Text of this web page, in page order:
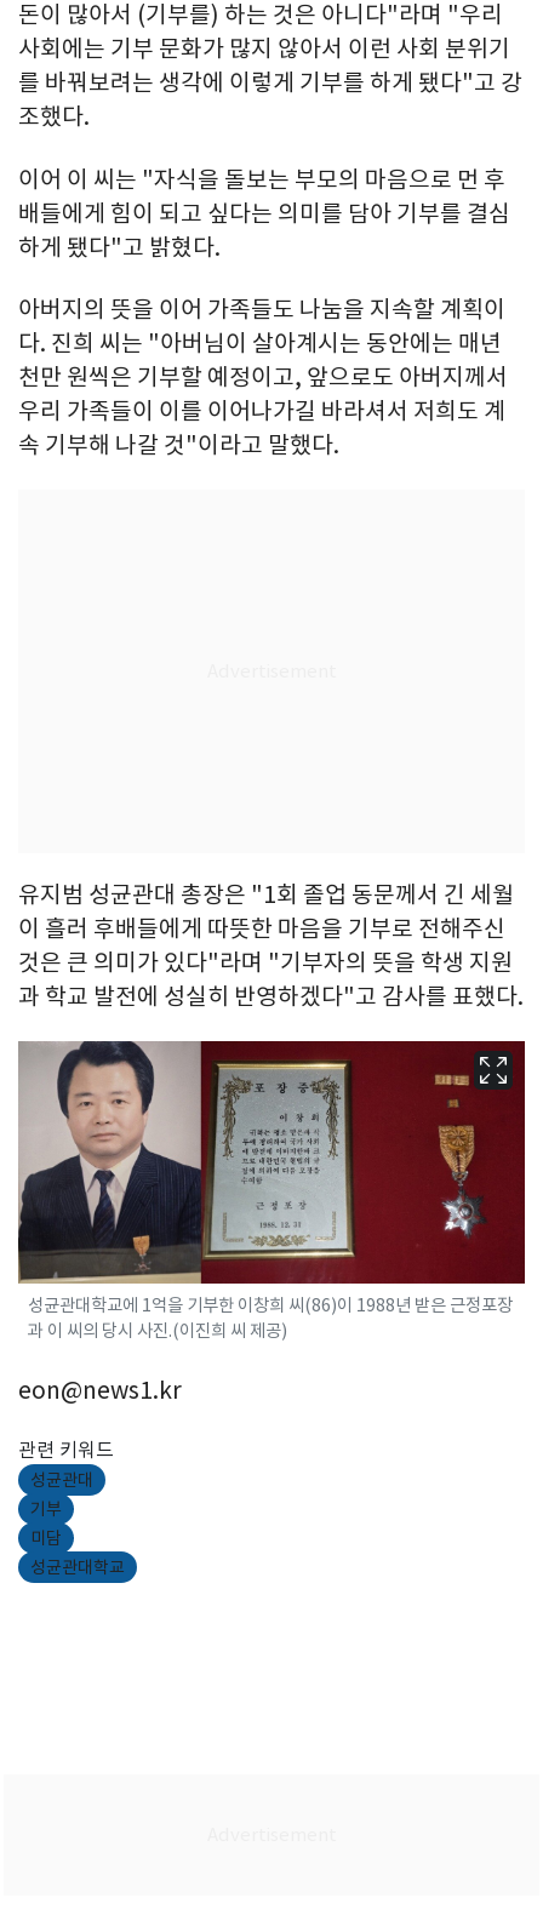
돈이 많아서 (기부를) 하는 것은 아니다"라며 "우리
사회에는 기부 문화가 많지 않아서 이런 사회 분위기
를 바꿔보려는 생각에 이렇게 기부를 하게 됐다"고 강
조했다.
이어 이 씨는 "자식을 돌보는 부모의 마음으로 먼 후
배들에게 힘이 되고 싶다는 의미를 담아 기부를 결심
하게 됐다"고 밝혔다.
아버지의 뜻을 이어 가족들도 나눔을 지속할 계획이
다. 진희 씨는 "아버님이 살아계시는 동안에는 매년
천만 원씩은 기부할 예정이고, 앞으로도 아버지께서
우리 가족들이 이를 이어나가길 바라셔서 저희도 계
속 기부해 나갈 것"이라고 말했다.
유지범 성균관대 총장은 "1회 졸업 동문께서 긴 세월
이 흘러 후배들에게 따뜻한 마음을 기부로 전해주신
것은 큰 의미가 있다"라며 "기부자의 뜻을 학생 지원
과 학교 발전에 성실히 반영하겠다"고 감사를 표했다.
성균관대학교에 1억을 기부한 이창희 씨(86)이 1988년 받은 근정포장
과 이 씨의 당시 사진.(이진희 씨 제공)
eon@news1.kr
관련 키워드
성균관대
기부
미담
성균관대학교